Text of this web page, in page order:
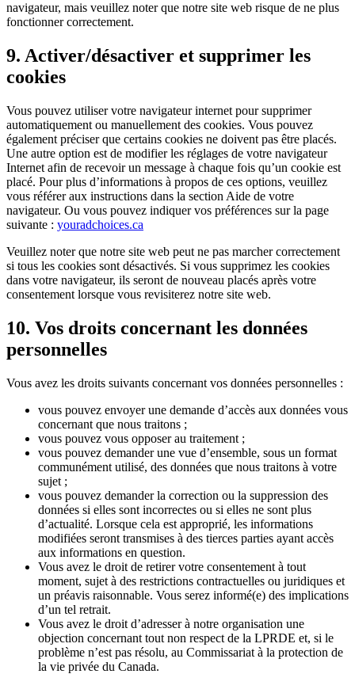
navigateur, mais veuillez noter que notre site web risque de ne plus
fonctionner correctement.
9. Activer/désactiver et supprimer les
cookies
Vous pouvez utiliser votre navigateur internet pour supprimer
automatiquement ou manuellement des cookies. Vous pouvez
également préciser que certains cookies ne doivent pas être placés.
Une autre option est de modifier les réglages de votre navigateur
Internet afin de recevoir un message à chaque fois qu’un cookie est
placé. Pour plus d’informations à propos de ces options, veuillez
vous référer aux instructions dans la section Aide de votre
navigateur. Ou vous pouvez indiquer vos préférences sur la page
suivante : youradchoices.ca
Veuillez noter que notre site web peut ne pas marcher correctement
si tous les cookies sont désactivés. Si vous supprimez les cookies
dans votre navigateur, ils seront de nouveau placés après votre
consentement lorsque vous revisiterez notre site web.
10. Vos droits concernant les données
personnelles
Vous avez les droits suivants concernant vos données personnelles :
vous pouvez envoyer une demande d’accès aux données vous
concernant que nous traitons ;
vous pouvez vous opposer au traitement ;
vous pouvez demander une vue d’ensemble, sous un format
communément utilisé, des données que nous traitons à votre
sujet ;
vous pouvez demander la correction ou la suppression des
données si elles sont incorrectes ou si elles ne sont plus
d’actualité. Lorsque cela est approprié, les informations
modifiées seront transmises à des tierces parties ayant accès
aux informations en question.
Vous avez le droit de retirer votre consentement à tout
moment, sujet à des restrictions contractuelles ou juridiques et
un préavis raisonnable. Vous serez informé(e) des implications
d’un tel retrait.
Vous avez le droit d’adresser à notre organisation une
objection concernant tout non respect de la LPRDE et, si le
problème n’est pas résolu, au Commissariat à la protection de
la vie privée du Canada.